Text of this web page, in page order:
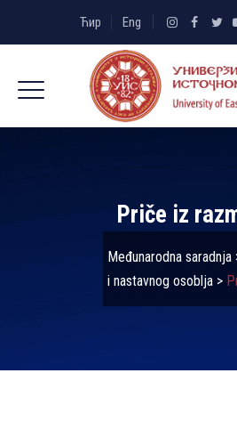
Ћир Eng
Priče iz
Međunarodna saradnja
i nastavnog osoblja >